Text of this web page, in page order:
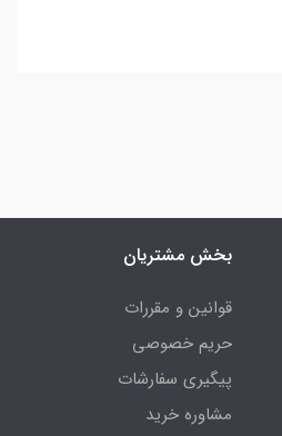
بخش مشتریان
قوانین و مقررات
حریم خصوصی
پیگیری سفارشات
مشاوره خرید